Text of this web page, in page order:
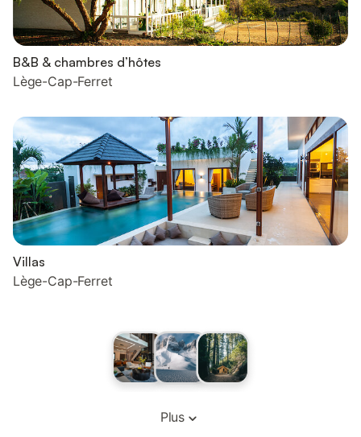
B&B & chambres d’hôtes
Lège-Cap-Ferret
Villas
Lège-Cap-Ferret
Plus